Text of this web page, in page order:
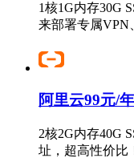
1核1G内存30G
来部署专属VPN
阿里云99元/
2核2G内存40G
址，超高性价比